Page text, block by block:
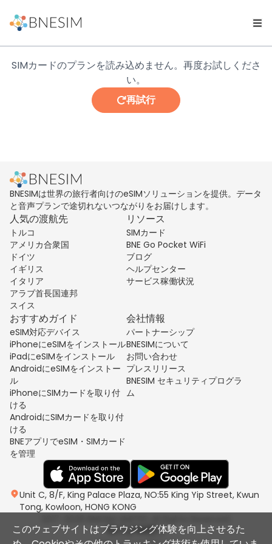
SIMカードのプランを読み込めません。再度お試しくださ
い。
再試行
BNESIMは世界の旅行者向けのeSIMソリューションを提供。データ
と音声プランで途切れないつながりをお届けします。
人気の渡航先
トルコ
アメリカ合衆国
ドイツ
イギリス
イタリア
アラブ首長国連邦
スイス
リソース
SIMカード
BNE Go Pocket WiFi
ブログ
ヘルプセンター
サービス稼働状況
おすすめガイド
eSIM対応デバイス
iPhoneにeSIMをインストール
iPadにeSIMをインストール
AndroidにeSIMをインストー
ル
iPhoneにSIMカードを取り付
ける
AndroidにSIMカードを取り付
ける
BNEアプリでeSIM・SIMカード
を管理
会社情報
パートナーシップ
BNESIMについて
お問い合わせ
プレスリリース
BNESIM セキュリティプログラ
ム
Unit C, 8/F, King Palace Plaza, NO:55 King Yip Street, Kwun
Tong, Kowloon, HONG KONG
このウェブサイトはブラウジング体験を向上させるた